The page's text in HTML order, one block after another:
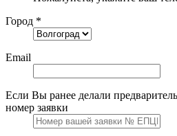
Город *
Email
Если Вы ранее делали
номер заявки